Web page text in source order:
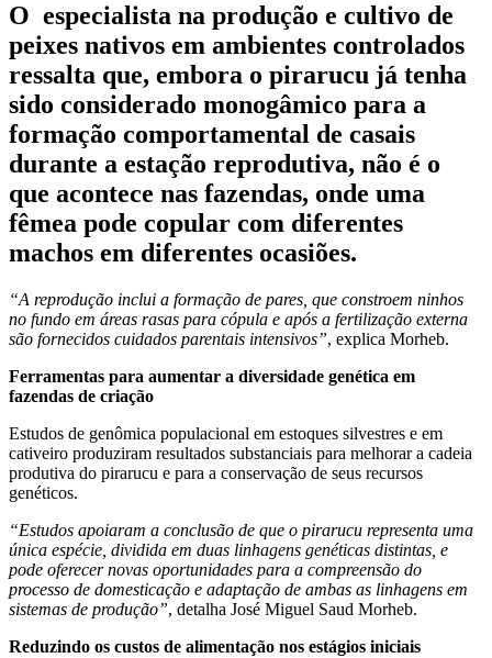
O especialista na produção e cultivo de
peixes nativos em ambientes controlados
ressalta que, embora o pirarucu já tenha
sido considerado monogâmico para a
formação comportamental de casais
durante a estação reprodutiva, não é o
que acontece nas fazendas, onde uma
fêmea pode copular com diferentes
machos em diferentes ocasiões.
“A reprodução inclui a formação de pares, que constroem ninhos
no fundo em áreas rasas para cópula e após a fertilização externa
são fornecidos cuidados parentais intensivos”, explica Morheb.
Ferramentas para aumentar a diversidade genética em
fazendas de criação
Estudos de genômica populacional em estoques silvestres e em
cativeiro produziram resultados substanciais para melhorar a cadeia
produtiva do pirarucu e para a conservação de seus recursos
genéticos.
“Estudos apoiaram a conclusão de que o pirarucu representa uma
única espécie, dividida em duas linhagens genéticas distintas, e
pode oferecer novas oportunidades para a compreensão do
processo de domesticação e adaptação de ambas as linhagens em
sistemas de produção”, detalha José Miguel Saud Morheb.
Reduzindo os custos de alimentação nos estágios iniciais